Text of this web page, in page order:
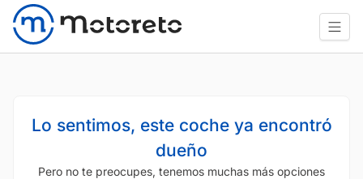
Lo sentimos, este coche ya encontró
dueño
Pero no te preocupes, tenemos muchas más opciones